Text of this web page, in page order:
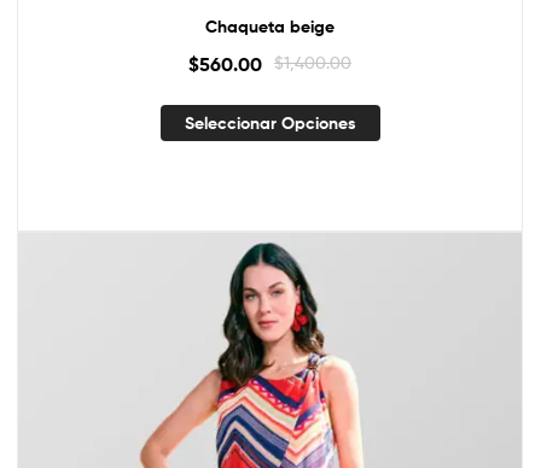
Chaqueta beige
$1,400.00
$560.00
Seleccionar Opciones